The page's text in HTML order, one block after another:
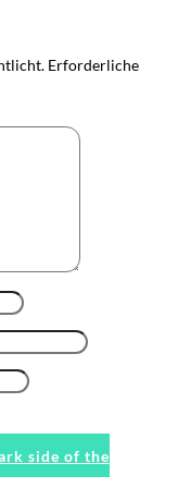
Erforderliche
side of the